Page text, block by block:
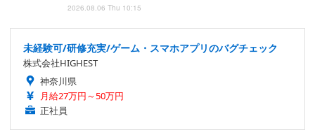
2026.08.06 Thu 10:15
未経験可/研修充実/ゲーム・スマホアプリのバグチェック
株式会社HIGHEST
神奈川県
月給27万円～50万円
正社員